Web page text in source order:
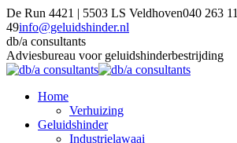
Skip
to
content
De Run 4421 | 5503 LS Veldhoven040 263 11
49info@geluidshinder.nl
Linkedin
page
opens
new
YouTube
page
opens
new
X
page
opens
new
Facebook
page
opens
new
db/a consultants
Adviesbureau voor geluidshinderbestrijding
Home
Verhuizing
Geluidshinder
Industrielawaai